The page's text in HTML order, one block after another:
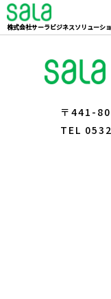
株式会社サーラビジネスソリューシ
〒441-
TEL